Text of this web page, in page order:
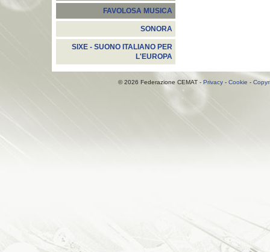
FAVOLOSA MUSICA
SONORA
SIXE - SUONO ITALIANO PER
L'EUROPA
© 2026 Federazione CEMAT - Privacy- Cookie -